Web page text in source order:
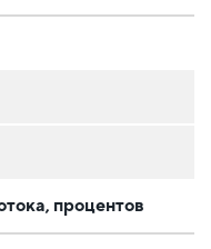
процентов